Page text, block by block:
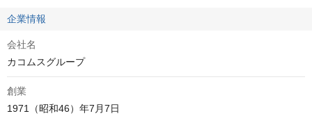
企業情報
会社名
カコムスグループ
創業
1971（昭和46）年7月7日